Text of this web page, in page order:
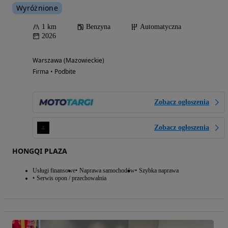
Wyróżnione
1 km Benzyna
Automatyczna
2026
Warszawa (Mazowieckie)
Firma • Podbite
Zobacz ogłoszenia
Zobacz ogłoszenia
HONGQI PLAZA
Usługi finansowe Naprawa samochodów Szybka naprawa
Serwis opon / przechowalnia